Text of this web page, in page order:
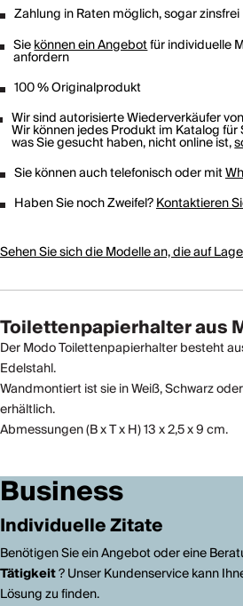
Zahlung in Raten möglich, sogar zinsfrei
Siekönnen ein Angebotfür individuelle
anfordern
100 % Originalprodukt
Wir sind autorisierte Wiederverkäufer
Wir können jedes Produkt im Katalog für
was Sie gesucht haben, nicht online ist,
Sie können auch telefonisch oder mit
Haben Sie noch Zweifel?Kontaktieren
Sehen Sie sich die Modelle an, die auf
Toilettenpapierhalter aus
Der Modo Toilettenpapierhalter besteht
Edelstahl.
Wandmontiert ist sie in Weiß, Schwarz
erhältlich.
Abmessungen (B x T x H) 13 x 2,5 x 9 cm.
Business
Individuelle Zitate
Benötigen Sie ein Angebot oder eine
Tätigkeit? Unser Kundenservice kann
Lösung zu finden.